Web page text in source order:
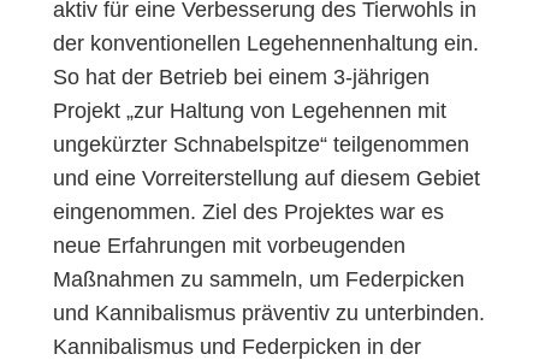
aktiv für eine Verbesserung des Tierwohls in
der konventionellen Legehennenhaltung ein.
So hat der Betrieb bei einem 3-jährigen
Projekt „zur Haltung von Legehennen mit
ungekürzter Schnabelspitze“ teilgenommen
und eine Vorreiterstellung auf diesem Gebiet
eingenommen. Ziel des Projektes war es
neue Erfahrungen mit vorbeugenden
Maßnahmen zu sammeln, um Federpicken
und Kannibalismus präventiv zu unterbinden.
Kannibalismus und Federpicken in der